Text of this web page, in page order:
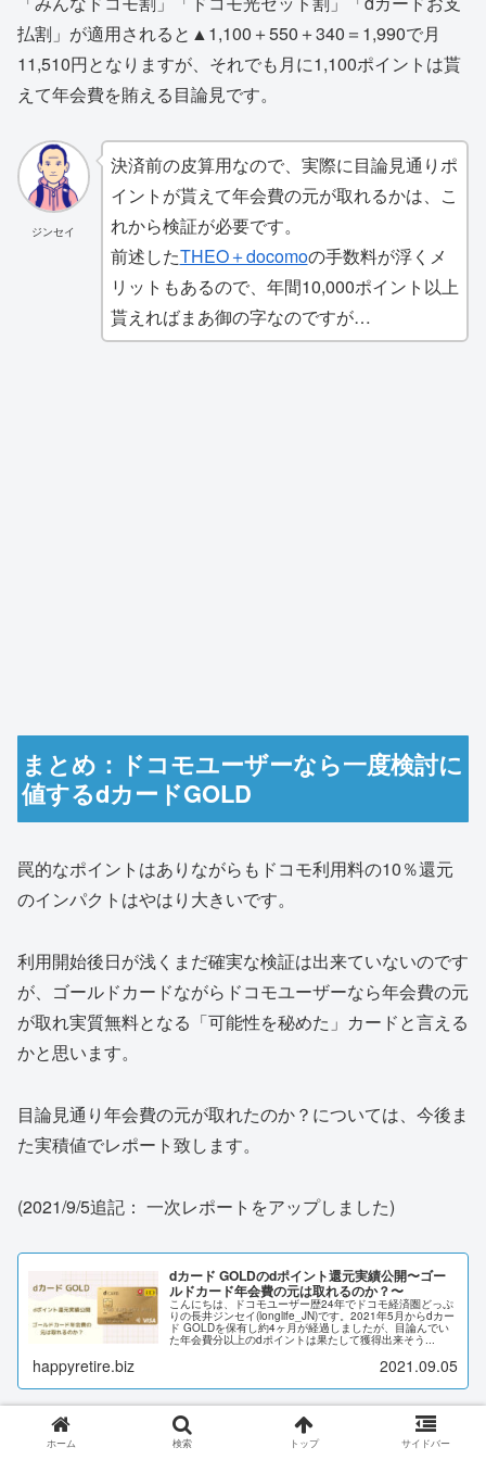
払割」が適用されると▲1,100＋550＋340＝1,990で月
11,510円となりますが、それでも月に1,100ポイントは貰
えて年会費を賄える目論見です。
ジンセイ
決済前の皮算用なので、実際に目論見通りポ
イントが貰えて年会費の元が取れるかは、こ
れから検証が必要です。
前述したTHEO＋docomoの手数料が浮くメ
リットもあるので、年間10,000ポイント以上
貰えればまあ御の字なのですが…
まとめ：ドコモユーザーなら一度検討に
値するdカードGOLD
罠的なポイントはありながらもドコモ利用料の10％還元
のインパクトはやはり大きいです。
利用開始後日が浅くまだ確実な検証は出来ていないのです
が、ゴールドカードながらドコモユーザーなら年会費の元
が取れ実質無料となる「可能性を秘めた」カードと言える
かと思います。
目論見通り年会費の元が取れたのか？については、今後ま
た実積値でレポート致します。
(2021/9/5追記： 一次レポートをアップしました)
dカード GOLDのdポイント還元実績公開〜ゴー
ルドカード年会費の元は取れるのか？〜
こんにちは、ドコモユーザー歴24年でドコモ経済圏どっぷ
りの長井ジンセイ(longlife_JN)です。2021年5月からdカー
ド GOLDを保有し約4ヶ月が経過しましたが、目論んでい
た年会費分以上のdポイントは果たして獲得出来そう...
happyretire.biz 2021.09.05
ホーム 検索 トップ サイドバー